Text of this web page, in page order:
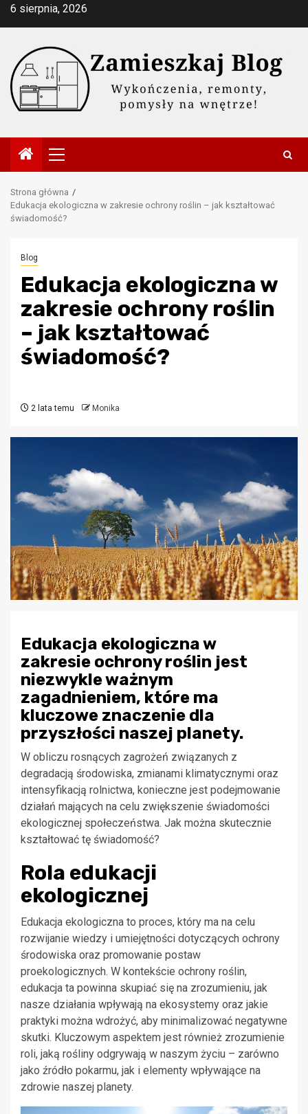
Przejdź
6 sierpnia, 2026
Menu
główne
Strona główna
Edukacja ekologiczna w zakresie ochrony roślin – jak kształtować
świadomość?
Blog
Edukacja ekologiczna w
zakresie ochrony roślin
– jak kształtować
świadomość?
2 lata temu Monika
Edukacja ekologiczna w
zakresie ochrony roślin jest
niezwykle ważnym
zagadnieniem, które ma
kluczowe znaczenie dla
przyszłości naszej planety.
W obliczu rosnących zagrożeń związanych z
degradacją środowiska, zmianami klimatycznymi oraz
intensyfikacją rolnictwa, konieczne jest podejmowanie
działań mających na celu zwiększenie świadomości
ekologicznej społeczeństwa. Jak można skutecznie
kształtować tę świadomość?
Rola edukacji
ekologicznej
Edukacja ekologiczna to proces, który ma na celu
rozwijanie wiedzy i umiejętności dotyczących ochrony
środowiska oraz promowanie postaw
proekologicznych. W kontekście ochrony roślin,
edukacja ta powinna skupiać się na zrozumieniu, jak
nasze działania wpływają na ekosystemy oraz jakie
praktyki można wdrożyć, aby minimalizować negatywne
skutki. Kluczowym aspektem jest również zrozumienie
roli, jaką rośliny odgrywają w naszym życiu – zarówno
jako źródło pokarmu, jak i elementy wpływające na
zdrowie naszej planety.